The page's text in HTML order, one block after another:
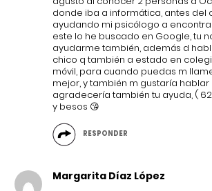
donde iba a informática, antes del
ayudando mi psicólogo a
este lo he buscado en Google, tu
ayudarme también, además d
chico q también a estado en
móvil, para cuando puedas m
mejor, y también m gustaría hablar
agradecería también tu ayuda, (
y besos 😘
RESPONDER
Margarita Díaz López